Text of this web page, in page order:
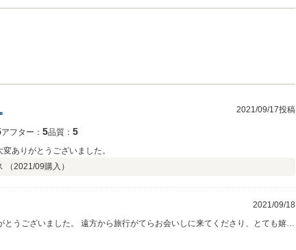
2021/09/17投稿
アフター： 5品質： 5
ありがとうございました。
（2021/09購入）
2021/09/18
うございました。 遠方から旅行がてらお会いしに来てくださり、とても嬉し